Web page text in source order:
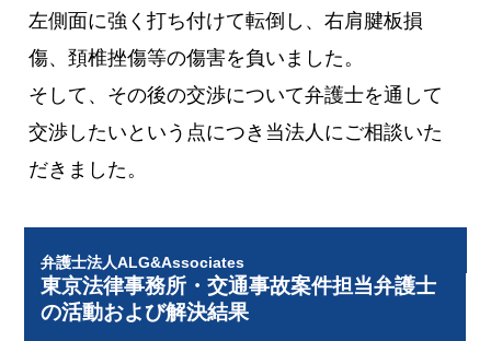
左側面に強く打ち付けて転倒し、右肩腱板損
傷、頚椎挫傷等の傷害を負いました。
そして、その後の交渉について弁護士を通して
交渉したいという点につき当法人にご相談いた
だきました。
弁護士法人ALG&Associates
東京法律事務所・交通事故案件担当弁護士
の活動および解決結果